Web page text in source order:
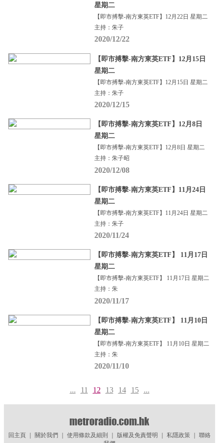
星期二
【即市搏擊-南方東英ETF】12月22日 星期二
主持：朱子
2020/12/22
【即市搏擊-南方東英ETF】12月15日
星期二
【即市搏擊-南方東英ETF】12月15日 星期二
主持：朱子
2020/12/15
【即市搏擊-南方東英ETF】12月8日
星期二
【即市搏擊-南方東英ETF】12月8日 星期二
主持：朱子昭
2020/12/08
【即市搏擊-南方東英ETF】11月24日
星期二
【即市搏擊-南方東英ETF】11月24日 星期二
主持：朱子
2020/11/24
【即市搏擊-南方東英ETF】 11月17日
星期二
【即市搏擊-南方東英ETF】 11月17日 星期二
主持：朱
2020/11/17
【即市搏擊-南方東英ETF】 11月10日
星期二
【即市搏擊-南方東英ETF】 11月10日 星期二
主持：朱
2020/11/10
... 11 12 13 14 15 ...
回主頁｜ 關於我們 使用條款及細則 版權及免責聲明 私隱政策｜ 聯絡